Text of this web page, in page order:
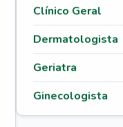
Clínico Geral
Dermatologista
Geriatra
Ginecologista